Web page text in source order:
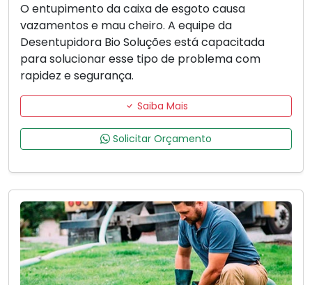
O entupimento da caixa de esgoto causa
vazamentos e mau cheiro. A equipe da
Desentupidora Bio Soluções está capacitada
para solucionar esse tipo de problema com
rapidez e segurança.
Saiba Mais
Solicitar Orçamento